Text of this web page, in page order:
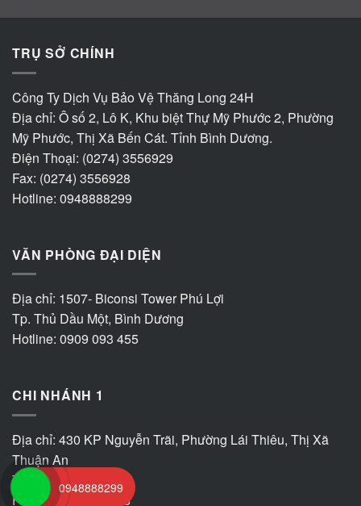
TRỤ SỞ CHÍNH
Công Ty Dịch Vụ Bảo Vệ Thăng Long 24H
Địa chỉ: Ô số 2, Lô K, Khu biệt Thự Mỹ Phước 2, Phường
Mỹ Phước, Thị Xã Bến Cát. Tỉnh Bình Dương.
Điện Thoại: (0274) 3556929
Fax: (0274) 3556928
Hotline: 0948888299
VĂN PHÒNG ĐẠI DIỆN
Địa chỉ: 1507- Biconsi Tower Phú Lợi
Tp. Thủ Dầu Một, Bình Dương
Hotline: 0909 093 455
CHI NHÁNH 1
Địa chỉ: 430 KP Nguyễn Trãi, Phường Lái Thiêu, Thị Xã
Thuận An
Tel: (0274) 3556929
Fax: (0274) 3556928
0948888299